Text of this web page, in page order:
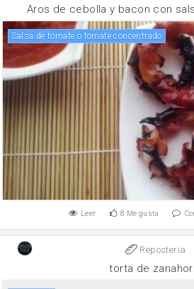
Aros de cebolla y bacon con
Salsa de tomate o tomate concentrado
Leer 8 Me gusta
Reposteria
torta de